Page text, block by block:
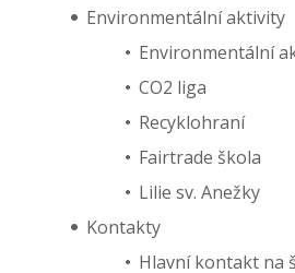
Environmentální aktivity
Environmentální
CO2 liga
Recyklohraní
Fairtrade škola
Lilie sv. Anežky
Kontakty
Hlavní kontakt na